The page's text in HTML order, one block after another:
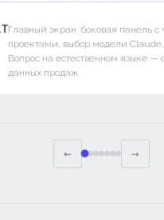
Главный экран: боковая панель с
проектами, выбор модели Claude,
Вопрос на естественном языке —
данных продаж.
← →